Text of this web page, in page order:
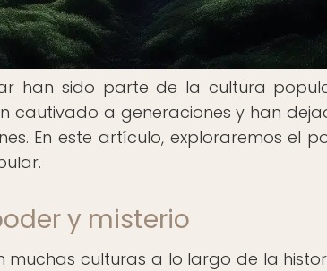
han sido parte de la cultura
cautivado a generaciones y han
En este artículo, exploraremos el
y misterio
culturas a lo largo de la